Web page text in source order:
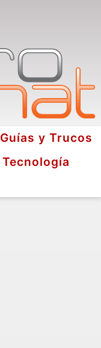
Guías y Trucos
Tecnología